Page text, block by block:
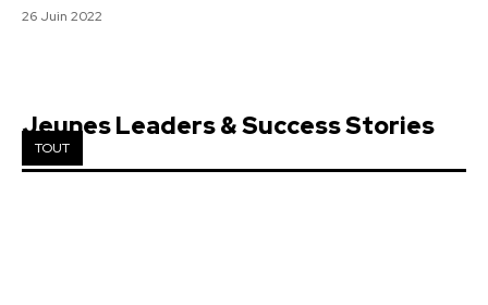
26 Juin 2022
Jeunes Leaders & Success Stories
TOUT